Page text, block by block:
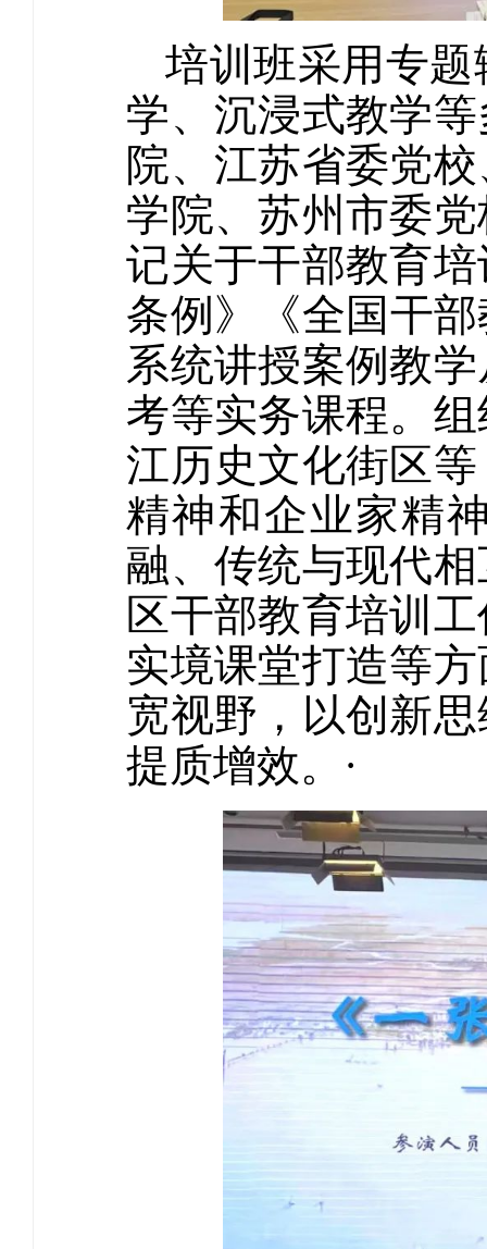
培训班采用专
学、沉浸式教学
院、江苏省委党
学院、苏州市委
记关于干部教育
条例》《全国干
系统讲授案例教
考等实务课程。
江历史文化街区
精神和企业家精
融、传统与现代
区干部教育培训
实境课堂打造等
宽视野，以创新
提质增效。 ·